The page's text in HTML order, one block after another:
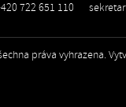
722 651 110
práva vyhrazena.